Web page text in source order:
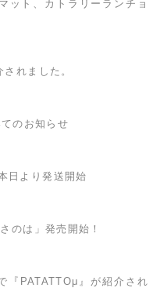
ット、カトラリーランチョ
れました。
のお知らせ
日より発送開始
のは」発売開始！
『PATATTOμ』が紹介され